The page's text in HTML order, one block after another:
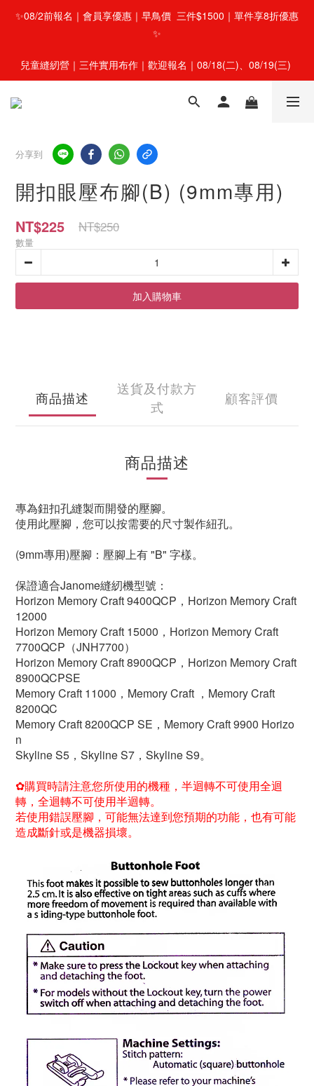
✨08/2前報名｜會員享優惠｜早鳥價  三件$1500｜單件享8折優惠
✨
兒童縫紉營｜三件實用布作｜歡迎報名｜08/18(二)、08/19(三)
分享到
開扣眼壓布腳(B) (9mm專用)
NT$225 NT$250
數量
加入購物車
商品描述
送貨及付款方
式
顧客評價
商品描述
專為鈕扣孔縫製而開發的壓腳。
使用此壓腳，您可以按需要的尺寸製作紐孔。
(9mm專用)壓腳：壓腳上有 "B" 字樣。
保證適合Janome縫紉機型號：
Horizo​​n Memory Craft 9400QCP，Horizo​​n Memory Craft
12000
Horizo​​n Memory Craft 15000，Horizo​​n Memory Craft
7700QCP（JNH7700）
Horizo​​n Memory Craft 8900QCP，Horizo​​n Memory Craft
8900QCPSE
Memory Craft 11000，Memory Craft ，Memory Craft
8200QC
Memory Craft 8200QCP SE，Memory Craft 9900 Horizo​​
n
Skyline S5，Skyline S7，Skyline S9。
✿購買時請注意您所使用的機種，半迴轉不可使用全迴
轉，全迴轉不可使用半迴轉。
若使用錯誤壓腳，可能無法達到您預期的功能，也有可能
造成斷針或是機器損壞。